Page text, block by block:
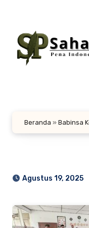
konten
Beranda » Babinsa
Agustus 19, 2025